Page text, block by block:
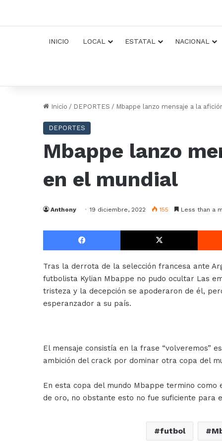
INICIO LOCAL ESTATAL NACIONAL
Inicio / DEPORTES / Mbappe lanzo mensaje a la
DEPORTES
Mbappe lanzo
en el mundial
Anthony 19 diciembre, 2022 155 Less than a
Facebook X
Tras la derrota de la selección francesa ante
futbolista Kylian Mbappe no pudo ocultar Las
tristeza y la decepción se apoderaron de él,
esperanzador a su país.
El mensaje consistía en la frase “volveremos”
ambición del crack por dominar otra copa del
En esta copa del mundo Mbappe termino
de oro, no obstante esto no fue suficiente para
futbol